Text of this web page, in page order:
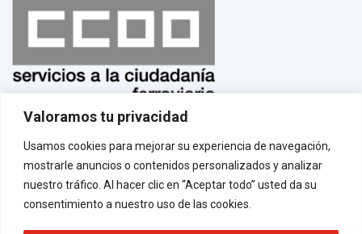
Valoramos tu privacidad
Usamos cookies para mejorar su experiencia de navegación,
mostrarle anuncios o contenidos personalizados y analizar
nuestro tráfico. Al hacer clic en “Aceptar todo” usted da su
consentimiento a nuestro uso de las cookies.
Normas de uso
Aviso legal
Política de privacidad
Política de cookies
Contacto